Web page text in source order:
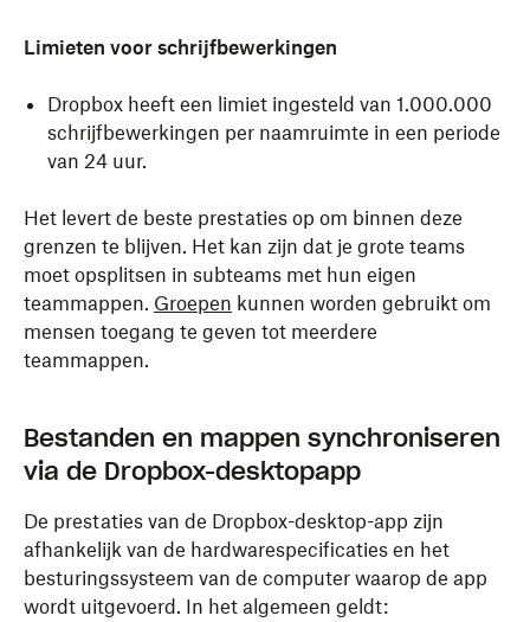
Limieten voor schrijfbewerkingen
Dropbox heeft een limiet ingesteld van 1.000.000
schrijfbewerkingen per naamruimte in een periode
van 24 uur.
Het levert de beste prestaties op om binnen deze
grenzen te blijven. Het kan zijn dat je grote teams
moet opsplitsen in subteams met hun eigen
teammappen. Groepen kunnen worden gebruikt om
mensen toegang te geven tot meerdere
teammappen.
Bestanden en mappen synchroniseren
via de Dropbox-desktopapp
De prestaties van de Dropbox-desktop-app zijn
afhankelijk van de hardwarespecificaties en het
besturingssysteem van de computer waarop de app
wordt uitgevoerd. In het algemeen geldt: